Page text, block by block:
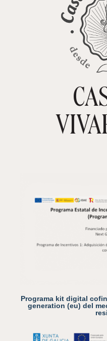
TIENDA ONLINE
Programa kit digital
generation (eu) del